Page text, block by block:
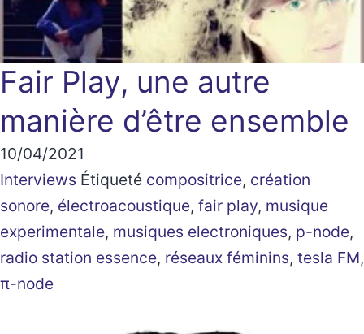
Fair Play, une autre
manière d’être ensemble
10/04/2021
Interviews Étiqueté compositrice, création
sonore, électroacoustique, fair play, musique
experimentale, musiques electroniques, p-node,
radio station essence, réseaux féminins, tesla FM,
π-node